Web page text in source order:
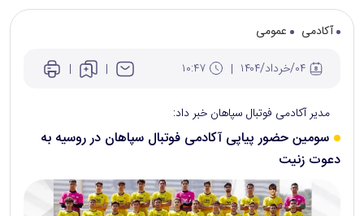
آکادمی
عمومی
مدیر آکادمی فوتبال سپاهان خبر داد:
سومین حضور پیاپی آکادمی فوتبال سپاهان در روسیه به
دعوت زنیت